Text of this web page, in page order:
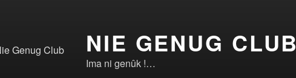
NIE GENUG CLUB
Ima ni genûk !…